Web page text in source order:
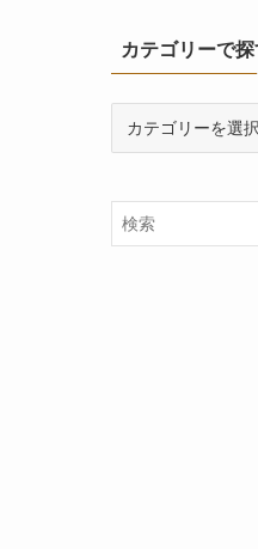
カテゴリーで
ー
で